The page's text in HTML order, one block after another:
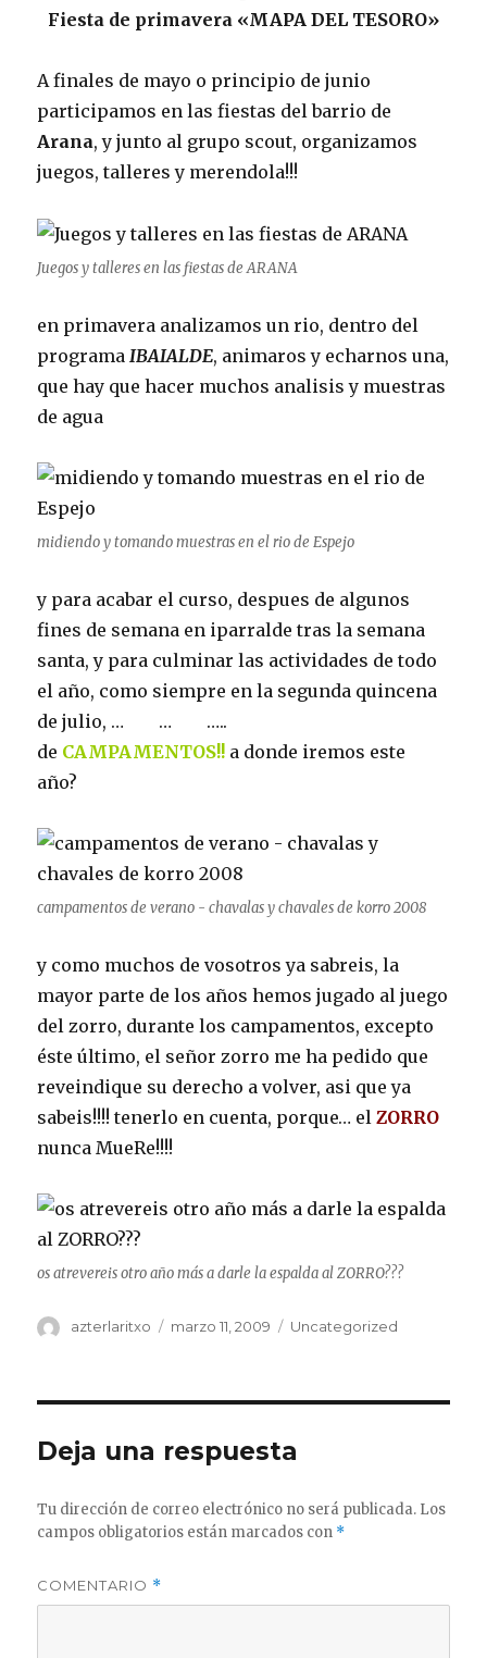
Fiesta de primavera «MAPA DEL TESORO»
A finales de mayo o principio de junio
participamos en las fiestas del barrio de
Arana, y junto al grupo scout, organizamos
juegos, talleres y merendola!!!
Juegos y talleres en las fiestas de ARANA
en primavera analizamos un rio, dentro del
programaIBAIALDE, animaros y echarnos una,
que hay que hacer muchos analisis y muestras
de agua
midiendo y tomando muestras en el rio de Espejo
y para acabar el curso, despues de algunos
fines de semana en iparralde tras la semana
santa, y para culminar las actividades de todo
el año, como siempre en la segunda quincena
de julio, … … …..
de CAMPAMENTOS!! a donde iremos este
año?
campamentos de verano - chavalas y chavales de korro 2008
y como muchos de vosotros ya sabreis, la
mayor parte de los años hemos jugado al juego
del zorro, durante los campamentos, excepto
éste último, el señor zorro me ha pedido que
reveindique su derecho a volver, asi que ya
sabeis!!!! tenerlo en cuenta, porque… elZORRO
nunca MueRe!!!!
os atrevereis otro año más a darle la espalda al ZORRO???
Autor
azterlaritxo
Publicado
marzo 11, 2009 Categorías
Uncategorized
Deja una respuesta
Tu dirección de correo electrónico no será publicada. Los
campos obligatorios están marcados con *
COMENTARIO *